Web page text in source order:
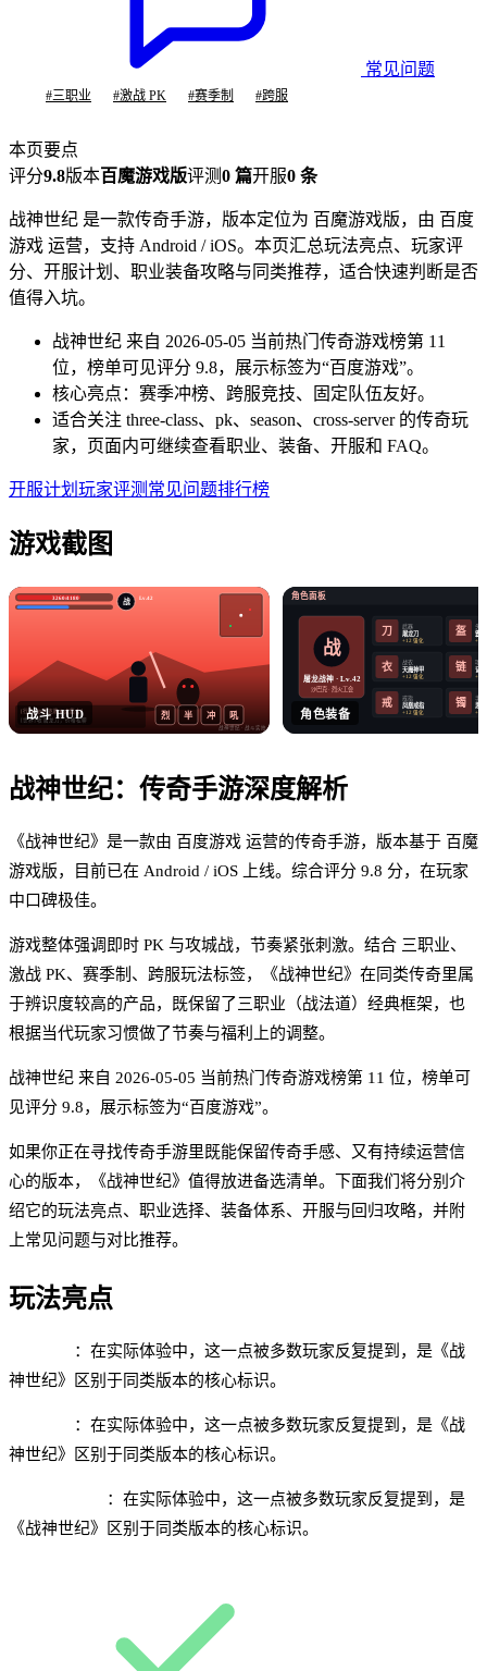
常见问题
#三职业 #激战 PK #赛季制 #跨服
本页要点
评分9.8版本百魔游戏版评测0 篇开服0 条
战神世纪 是一款传奇手游，版本定位为 百魔游戏版，由 百度
游戏 运营，支持 Android / iOS。本页汇总玩法亮点、玩家评
分、开服计划、职业装备攻略与同类推荐，适合快速判断是否
值得入坑。
战神世纪 来自 2026-05-05 当前热门传奇游戏榜第 11
位，榜单可见评分 9.8，展示标签为“百度游戏”。
核心亮点：赛季冲榜、跨服竞技、固定队伍友好。
适合关注 three-class、pk、season、cross-server 的传奇玩
家，页面内可继续查看职业、装备、开服和 FAQ。
开服计划 玩家评测 常见问题排行榜
游戏截图
3260/4180 战 Lv.42
烈 半 冲 吼
[行会] 沙巴克晚 8 点集合！
[世界] 收 屠龙刀，价格私聊
战神世纪· 战斗实拍
战斗 HUD
角色面板
战
屠龙战神 · Lv.42
沙巴克 · 烈火工会
刀 武器
屠龙刀
+12 强化
盔 头盔
霸
+12
衣 战衣
天魔神甲
+12 强化
链 项链
记
+12
戒 戒指
凤凰戒指
+12 强化
镯 手镯
思
+12
角色装备
战神世纪： 传奇手游深度解析
《战神世纪》是一款由 百度游戏 运营的传奇手游，版本基于 百魔
游戏版，目前已在 Android / iOS 上线。综合评分 9.8 分，在玩家
中口碑极佳。
游戏整体强调即时 PK 与攻城战，节奏紧张刺激。结合 三职业、
激战 PK、赛季制、跨服玩法标签，《战神世纪》在同类传奇里属
于辨识度较高的产品，既保留了三职业（战法道）经典框架，也
根据当代玩家习惯做了节奏与福利上的调整。
战神世纪 来自 2026-05-05 当前热门传奇游戏榜第 11 位，榜单可
见评分 9.8，展示标签为“百度游戏”。
如果你正在寻找传奇手游里既能保留传奇手感、又有持续运营信
心的版本，《战神世纪》值得放进备选清单。下面我们将分别介
绍它的玩法亮点、职业选择、装备体系、开服与回归攻略，并附
上常见问题与对比推荐。
玩法亮点
：在实际体验中，这一点被多数玩家反复提到，是《战
神世纪》区别于同类版本的核心标识。
：在实际体验中，这一点被多数玩家反复提到，是《战
神世纪》区别于同类版本的核心标识。
：在实际体验中，这一点被多数玩家反复提到，是
《战神世纪》区别于同类版本的核心标识。